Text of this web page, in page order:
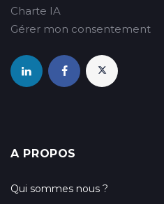
Charte IA
Gérer mon consentement
A PROPOS
Qui sommes nous ?